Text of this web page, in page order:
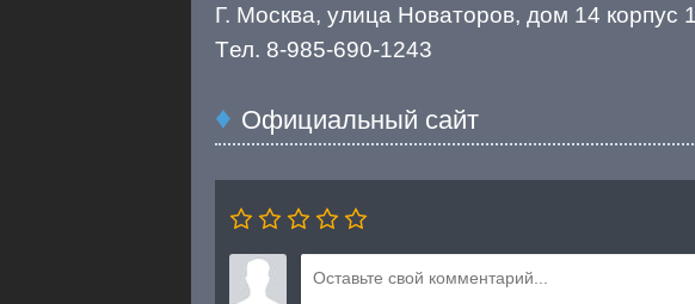
Г. Москва, улица Новаторов, дом 14 корпус 1
Tел. 8-985-690-1243
Официальный сайт